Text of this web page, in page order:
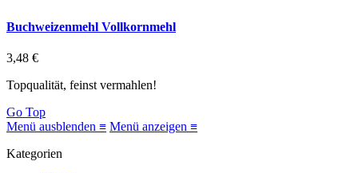
Buchweizenmehl Vollkornmehl
3,48 €
Topqualität, feinst vermahlen!
Go Top
Menü ausblenden ≡ Menü anzeigen ≡
Kategorien